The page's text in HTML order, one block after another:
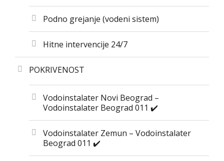
Podno grejanje (vodeni sistem)
Hitne intervencije 24/7
POKRIVENOST
Vodoinstalater Novi Beograd –
Vodoinstalater Beograd 011 ✔️
Vodoinstalater Zemun – Vodoinstalater
Beograd 011 ✔️